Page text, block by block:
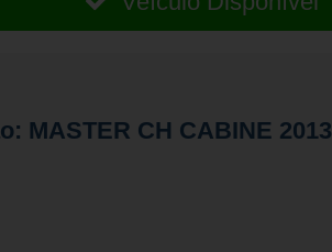
MASTER CH CABINE 2013